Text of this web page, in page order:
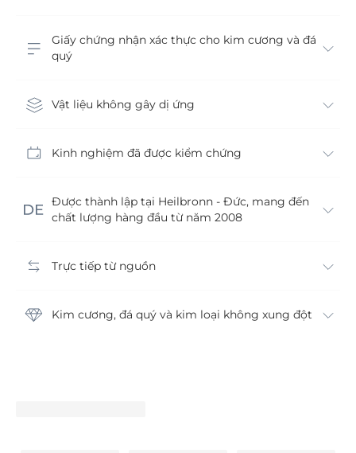
Giấy chứng nhận xác thực cho kim cương và đá
quý
Vật liệu không gây dị ứng
Kinh nghiệm đã được kiểm chứng
Được thành lập tại Heilbronn - Đức, mang đến
chất lượng hàng đầu từ năm 2008
Trực tiếp từ nguồn
Kim cương, đá quý và kim loại không xung đột